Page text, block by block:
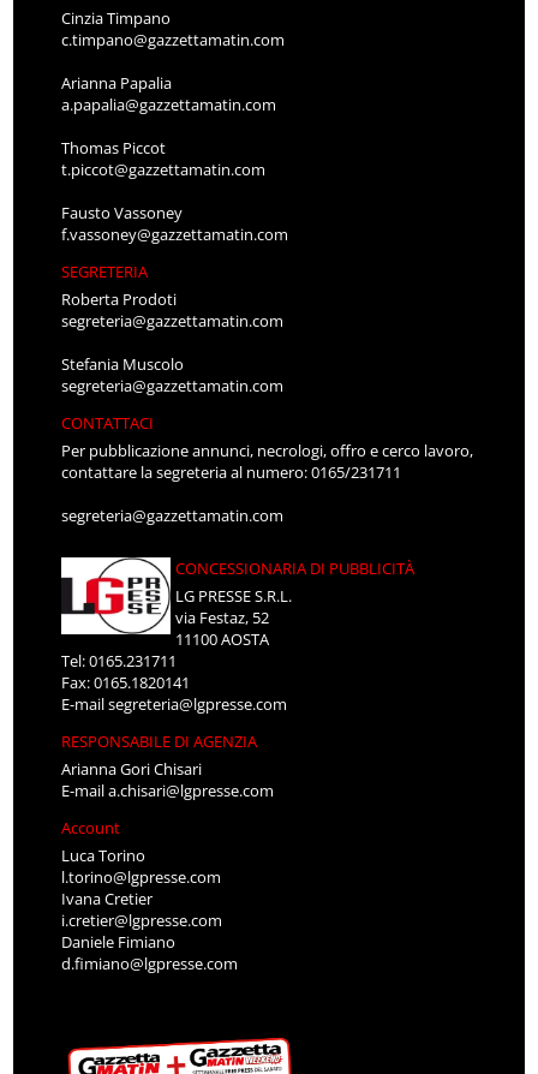
Cinzia Timpano
c.timpano@gazzettamatin.com
Arianna Papalia
a.papalia@gazzettamatin.com
Thomas Piccot
t.piccot@gazzettamatin.com
Fausto Vassoney
f.vassoney@gazzettamatin.com
SEGRETERIA
Roberta Prodoti
segreteria@gazzettamatin.com
Stefania Muscolo
segreteria@gazzettamatin.com
CONTATTACI
Per pubblicazione annunci, necrologi, offro e cerco lavoro,
contattare la segreteria al numero: 0165/231711
segreteria@gazzettamatin.com
CONCESSIONARIA DI PUBBLICITÀ
LG PRESSE S.R.L.
via Festaz, 52
11100 AOSTA
Tel: 0165.231711
Fax: 0165.1820141
E-mailsegreteria@lgpresse.com
RESPONSABILE DI AGENZIA
Arianna Gori Chisari
E-maila.chisari@lgpresse.com
Account
Luca Torino
l.torino@lgpresse.com
Ivana Cretier
i.cretier@lgpresse.com
Daniele Fimiano
d.fimiano@lgpresse.com